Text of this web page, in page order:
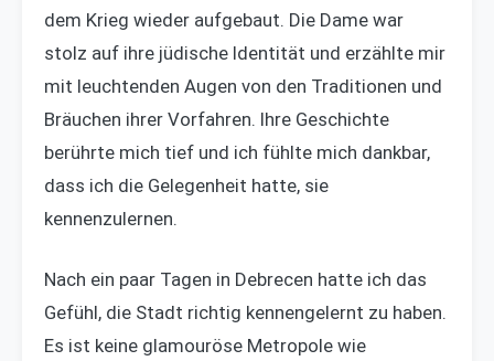
dem Krieg wieder aufgebaut. Die Dame war
stolz auf ihre jüdische Identität und erzählte mir
mit leuchtenden Augen von den Traditionen und
Bräuchen ihrer Vorfahren. Ihre Geschichte
berührte mich tief und ich fühlte mich dankbar,
dass ich die Gelegenheit hatte, sie
kennenzulernen.
Nach ein paar Tagen in Debrecen hatte ich das
Gefühl, die Stadt richtig kennengelernt zu haben.
Es ist keine glamouröse Metropole wie